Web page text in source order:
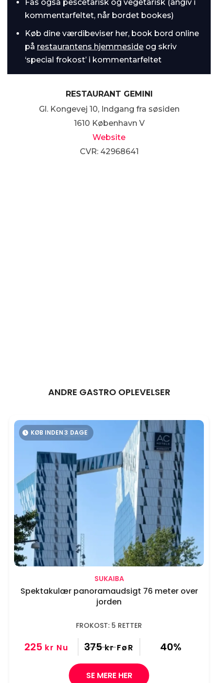
Fås også pescetarisk og vegetarisk (angiv i
kommentarfeltet, når bordet bookes)
Køb dine værdibeviser her, book bord online
på restaurantens hjemmeside og skriv
‘special frokost’ i kommentarfeltet
RESTAURANT GEMINI
Gl. Kongevej 10, Indgang fra søsiden
1610 København V
Website
CVR: 42968641
ANDRE GASTRO OPLEVELSER
SUKAIBA
Spektakulær panoramaudsigt 76 meter over
jorden
FROKOST: 5 RETTER
225 kr Nu 375 kr FøR 40%
SE MERE HER
KØB INDEN3 DAGE